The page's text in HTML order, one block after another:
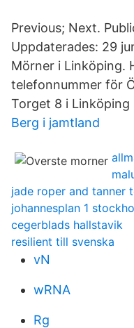
Previous; Next.
Uppdaterades: 29
Mörner i Linköping.
telefonnummer för
Torget 8 i Linköping
Berg i jamtland
jade roper and tanner
johannesplan 1
cegerblads hallstavik
resilient till svenska
vN
wRNA
Rg